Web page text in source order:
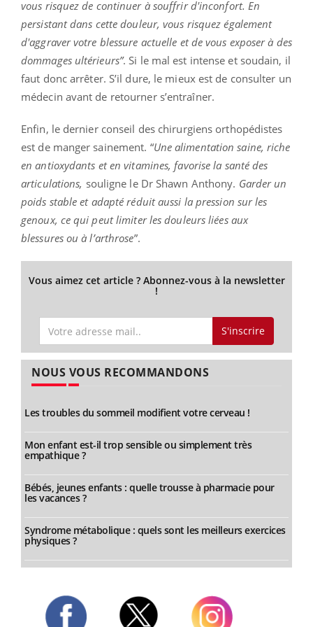
vous risquez de continuer à souffrir d'inconfort. En
persistant dans cette douleur, vous risquez également
d'aggraver votre blessure actuelle et de vous exposer à des
dommages ultérieurs”. Si le mal est intense et soudain, il
faut donc arrêter. S’il dure, le mieux est de consulter un
médecin avant de retourner s’entraîner.
Enfin, le dernier conseil des chirurgiens orthopédistes
est de manger sainement. “Une alimentation saine, riche
en antioxydants et en vitamines, favorise la santé des
articulations, souligne le Dr Shawn Anthony. Garder un
poids stable et adapté réduit aussi la pression sur les
genoux, ce qui peut limiter les douleurs liées aux
blessures ou à l’arthrose”.
Vous aimez cet article ? Abonnez-vous à la newsletter
!
S'inscrire
NOUS VOUS RECOMMANDONS
Les troubles du sommeil modifient votre cerveau !
Mon enfant est-il trop sensible ou simplement très
empathique ?
Bébés, jeunes enfants : quelle trousse à pharmacie pour
les vacances ?
Syndrome métabolique : quels sont les meilleurs exercices
physiques ?